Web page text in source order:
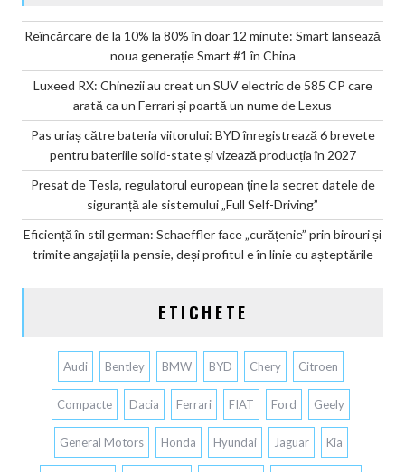
Reîncărcare de la 10% la 80% în doar 12 minute: Smart lansează
noua generație Smart #1 în China
Luxeed RX: Chinezii au creat un SUV electric de 585 CP care
arată ca un Ferrari și poartă un nume de Lexus
Pas uriaș către bateria viitorului: BYD înregistrează 6 brevete
pentru bateriile solid-state și vizează producția în 2027
Presat de Tesla, regulatorul european ține la secret datele de
siguranță ale sistemului „Full Self-Driving”
Eficiență în stil german: Schaeffler face „curățenie” prin birouri și
trimite angajații la pensie, deși profitul e în linie cu așteptările
ETICHETE
Audi Bentley BMW BYD Chery Citroen
Compacte Dacia Ferrari FIAT Ford Geely
General Motors Honda Hyundai Jaguar Kia